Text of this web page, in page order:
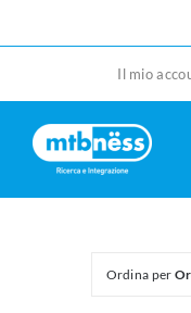
Il mio
Ordina per